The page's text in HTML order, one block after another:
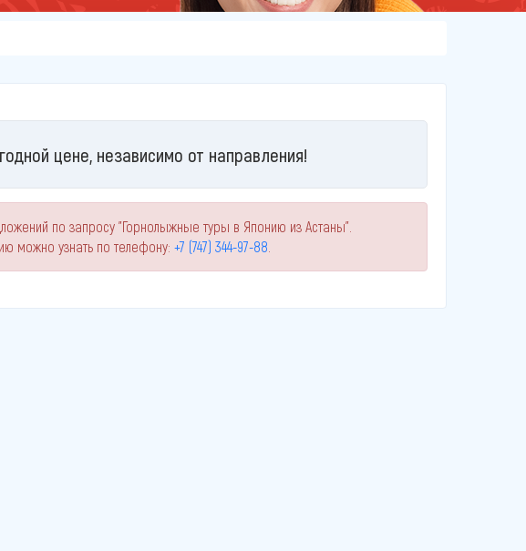
цене, независимо от направления!
по запросу "Горнолыжные туры в Японию из Астаны".
можно узнать по телефону: +7 (747) 344-97-88